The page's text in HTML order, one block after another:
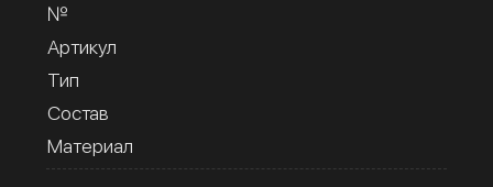
№
Артикул
Тип
Состав
Материал